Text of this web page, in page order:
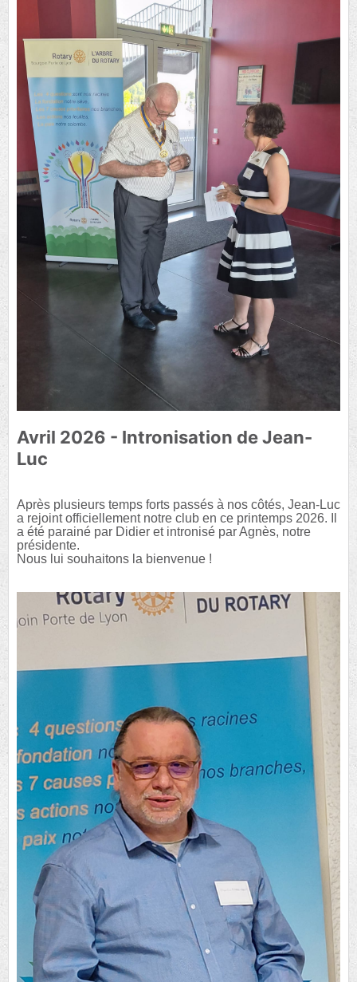
Avril 2026 - Intronisation de Jean-
Luc
Après plusieurs temps forts passés à nos côtés, Jean-Luc
a rejoint officiellement notre club en ce printemps 2026. Il
a été parainé par Didier et intronisé par Agnès, notre
présidente.
Nous lui souhaitons la bienvenue !